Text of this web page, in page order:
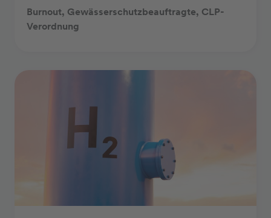
Burnout, Gewässerschutzbeauftragte, CLP-
Verordnung